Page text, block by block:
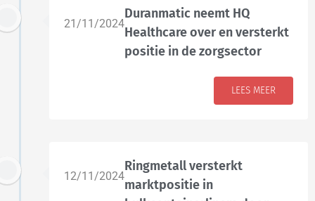
21/11/2024
Duranmatic neemt HQ
Healthcare over en versterkt
positie in de zorgsector
LEES MEER
12/11/2024
Ringmetall versterkt
marktpositie in